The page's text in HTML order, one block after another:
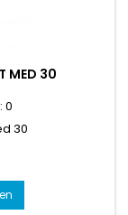
MED 30
0
30